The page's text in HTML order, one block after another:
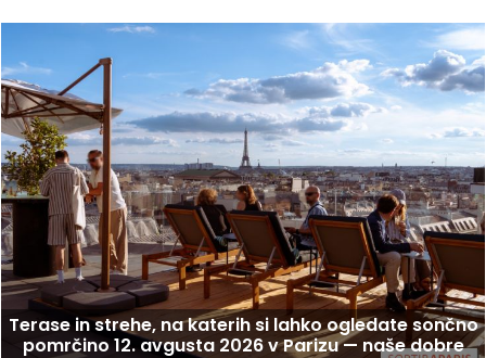
Terase in strehe, na katerih si lahko ogledate sončno
pomrčino 12. avgusta 2026 v Parizu — naše dobre